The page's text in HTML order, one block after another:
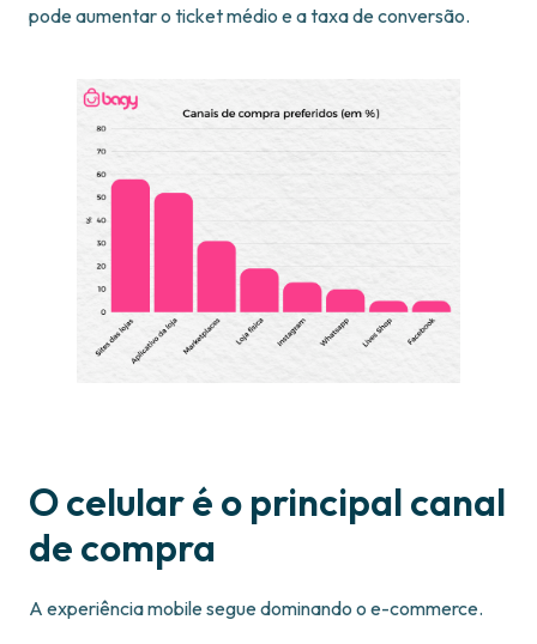
pode aumentar o ticket médio e a taxa de conversão.
O celular é o principal canal
de compra
A experiência mobile segue dominando o e-commerce.